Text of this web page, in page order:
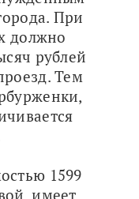
При
должно
рублей
Тем
1599
имеет